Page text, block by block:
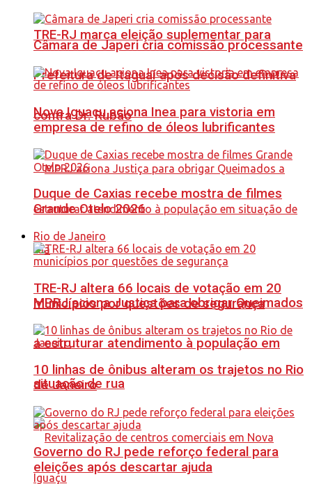
TRE-RJ marca eleição suplementar para
Prefeitura de Itaguaí após decisão definitiva
contra Dr. Rubão
MPRJ aciona Justiça para obrigar Queimados
a estruturar atendimento à população em
situação de rua
Câmara de Japeri cria comissão processante
Nova Iguaçu aciona Inea para vistoria em
empresa de refino de óleos lubrificantes
Duque de Caxias recebe mostra de filmes
Grande Otelo 2026
Rio de Janeiro
TRE-RJ altera 66 locais de votação em 20
municípios por questões de segurança
10 linhas de ônibus alteram os trajetos no Rio
de Janeiro
Governo do RJ pede reforço federal para
eleições após descartar ajuda